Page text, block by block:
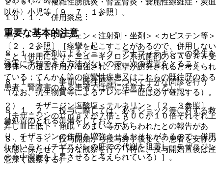
１０．１． 併用禁忌：
１）． ケトプロフェン＜注射剤・坐剤＞＜カピステン等＞
〔２．２参照〕［痙攣を起こすことがあるので、併用しない
こと（併用により、ニューキノロン系抗菌剤のＧＡＢＡＡ受
容体への阻害作用が増強され、痙攣が誘発されると考えられ
ている；てんかん等の痙攣性疾患又はこれらの既往歴のある
患者、腎障害のある患者では特に注意すること）］。
２）． チザニジン塩酸塩＜テルネリン＞〔２．３参照〕
［チザニジンのＣｍａｘが７倍・ＡＵＣが１０倍それぞれ上
昇し血圧低下・傾眠・めまい等があらわれたとの報告があ
り、チザニジンの作用を増強させるおそれがあるので、併用
しないこと（チザニジンの肝での代謝を阻害し、チザニジン
の血中濃度を上昇させると考えられている）］。
以外〉小児等〔９．７．１参照〕。
重要な基本的注意
８．１． 本剤によるショック、アナフィラキシーの発生を
確実に予知できる方法がないので、次の措置をとること。
８．１．１． 事前に既往歴等について十分な問診を行う
（なお、抗生物質等によるアレルギー歴は必ず確認する）。
８．１．２． 投与に際しては、必ずショック等に対する救
急処置のとれる準備をしておくこと。
８．１．３． 投与開始から投与終了後まで、患者を安静の
状態に保たせ、十分な観察を行う（特に、投与開始直後は注
意深く観察する）。